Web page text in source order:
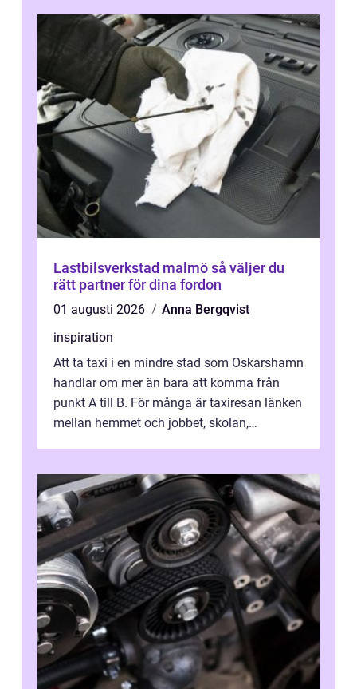
Lastbilsverkstad malmö så väljer du
rätt partner för dina fordon
01 augusti 2026
Anna Bergqvist
inspiration
Att ta taxi i en mindre stad som Oskarshamn
handlar om mer än bara att komma från
punkt A till B. För många är taxiresan länken
mellan hemmet och jobbet, skolan,